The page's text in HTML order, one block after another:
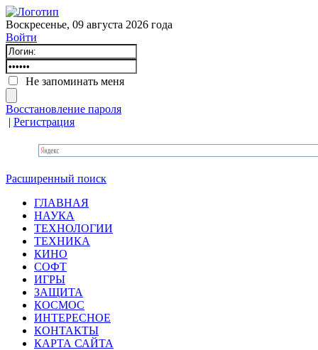
Воскресенье, 09 августа 2026 года
Войти
Не запоминать меня
Восстановление пароля
| Регистрация
Расширенный поиск
ГЛАВНАЯ
НАУКА
ТЕХНОЛОГИИ
ТЕХНИКА
КИНО
СОФТ
ИГРЫ
ЗАЩИТА
КОСМОС
ИНТЕРЕСНОЕ
КОНТАКТЫ
КАРТА САЙТА